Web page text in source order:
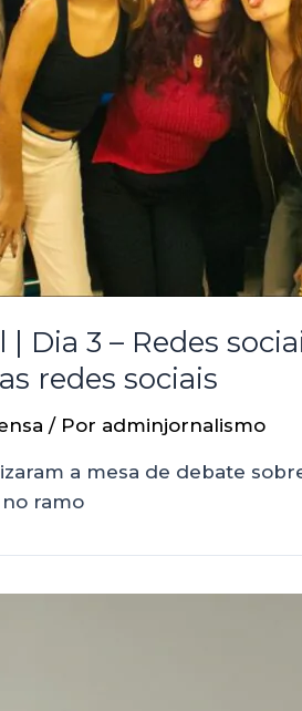
Dia 3 – Redes
redes sociais
/ Por adminjornalismo
a mesa de debate
ramo